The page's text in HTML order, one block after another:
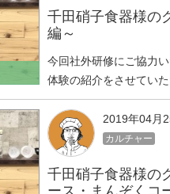
千田硝子食器様の
編～
今回社外研修にご協力
体験の紹介をさせてい
2019年04月
カルチャー
千田硝子食器様の
ース・まんぞくコ